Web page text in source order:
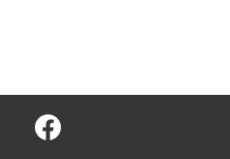
facebook